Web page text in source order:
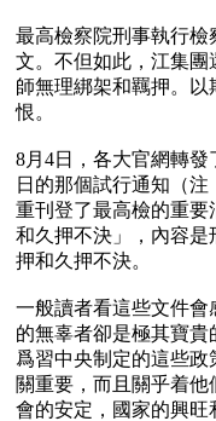
最高檢察院刑事執行檢
文。不但如此，江集團
師無理綁架和羈押。
恨。
8月4日，各大官網轉發
日的那個試行通知（
重刊登了最高檢的重
和久押不決」，內容
押和久押不決。
一般讀者看這些文件
的無辜者卻是極其寶貴
爲習中央制定的這些
關重要，而且關乎着
會的安定，國家的興旺